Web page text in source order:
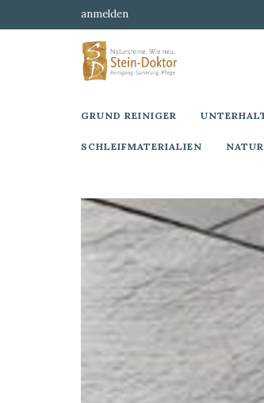
anmelden
GRUND REINIGER
SCHLEIFMATERIALIEN